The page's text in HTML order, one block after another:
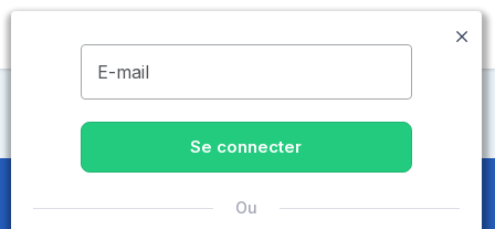
MENU
Maisons de retraite Provence-Alpes-Côte
Maisons de retraite et EHPAD
E-mail
Se connecter
Ou